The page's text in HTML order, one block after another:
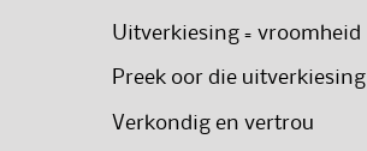
Uitverkiesing = vroomheid
Preek oor die uitverkiesing
Verkondig en vertrou